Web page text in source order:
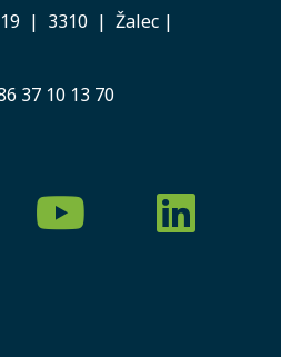
19 | 3310 | Žalec |
37 10 13 70